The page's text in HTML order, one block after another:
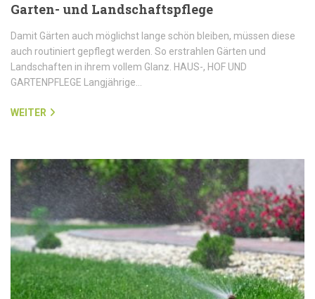
Garten- und Landschaftspflege
Damit Gärten auch möglichst lange schön bleiben, müssen diese
auch routiniert gepflegt werden. So erstrahlen Gärten und
Landschaften in ihrem vollem Glanz. HAUS-, HOF UND
GARTENPFLEGE Langjährige…
WEITER